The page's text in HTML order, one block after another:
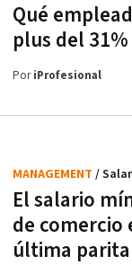
Qué
plus del 31%
PoriProfesional
El salario
de comercio
última
MANAGEMENT /